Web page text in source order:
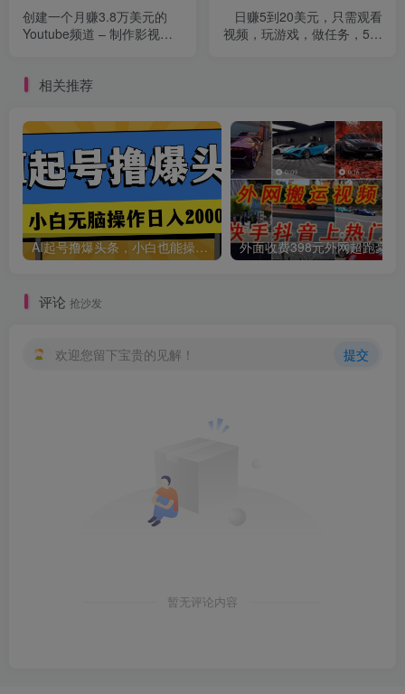
创建一个月赚3.8万美元的
Youtube频道 – 制作影视明
日赚5到20美元，只需观看
视频，玩游戏，做任务，5大
相关推荐
AI起号撸爆头条，小白也能操作，日入2000+
评论 抢沙发
欢迎您留下宝贵的见解！ 提交
暂无评论内容